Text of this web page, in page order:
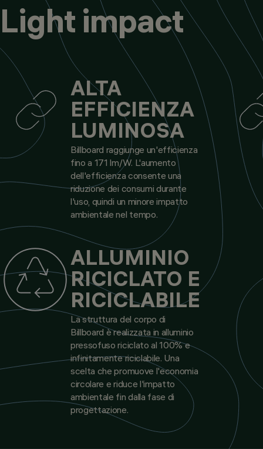
Light impact
ALTA
EFFICIENZA
LUMINOSA
Billboard raggiunge un'efficienza
fino a 171 lm/W. L'aumento
dell'efficienza consente una
riduzione dei consumi durante
l'uso, quindi un minore impatto
ambientale nel tempo.
ALLUMINIO
RICICLATO E
RICICLABILE
La struttura del corpo di
Billboard è realizzata in alluminio
pressofuso riciclato al 100% e
infinitamente riciclabile. Una
scelta che promuove l'economia
circolare e riduce l'impatto
ambientale fin dalla fase di
progettazione.